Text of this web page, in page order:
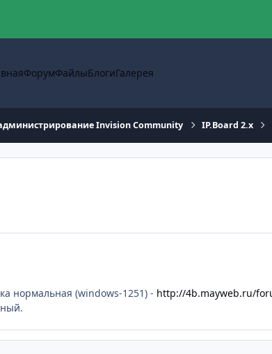
ФорумФайлыБлогиГалерея
Invision Community IP.Board 2.x
нормальная (windows-1251) - http://4b.mayweb.ru/